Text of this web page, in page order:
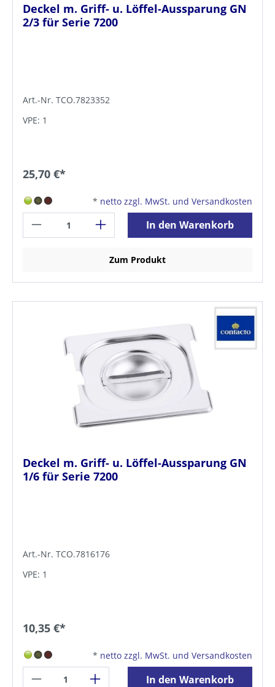
Deckel m. Griff- u. Löffel-Aussparung GN
2/3 für Serie 7200
Art.-Nr. TCO.7823352
VPE: 1
25,70 €*
* netto zzgl. MwSt. und Versandkosten
In den Warenkorb
Zum Produkt
Deckel m. Griff- u. Löffel-Aussparung GN
1/6 für Serie 7200
Art.-Nr. TCO.7816176
VPE: 1
10,35 €*
* netto zzgl. MwSt. und Versandkosten
In den Warenkorb